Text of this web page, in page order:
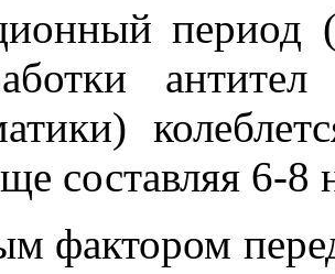
период
антител
составляя 6-8
фактором